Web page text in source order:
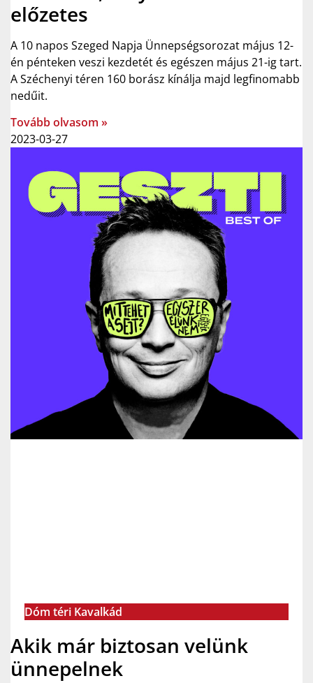
előzetes
A 10 napos Szeged Napja Ünnepségsorozat május 12-
én pénteken veszi kezdetét és egészen május 21-ig tart.
A Széchenyi téren 160 borász kínálja majd legfinomabb
nedűit.
Tovább olvasom »
2023-03-27
Dóm téri Kavalkád
Akik már biztosan velünk
ünnepelnek